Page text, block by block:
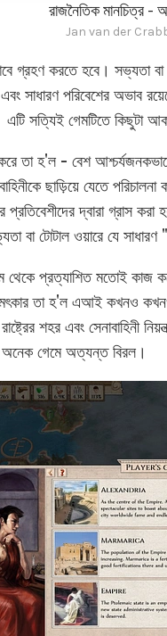
রাজনৈতিক মানচিত্র -
Jan van der
গ্রহণ করতে হবে।
সাধারণ পরিবেশের অভাব
সত্যিই গেমটিতে কিছুটা
তা হ'ল - বেশ
ছাড়িয়ে যেতে
দ্বারা গ্রাস
বা টোটাল ওয়ারে যে
থেকে প্রত্যাশিত মতোই
তা হ'ল এআই কখনও
শহর এবং
অনেক গেমে অত্যন্ত বিরল।